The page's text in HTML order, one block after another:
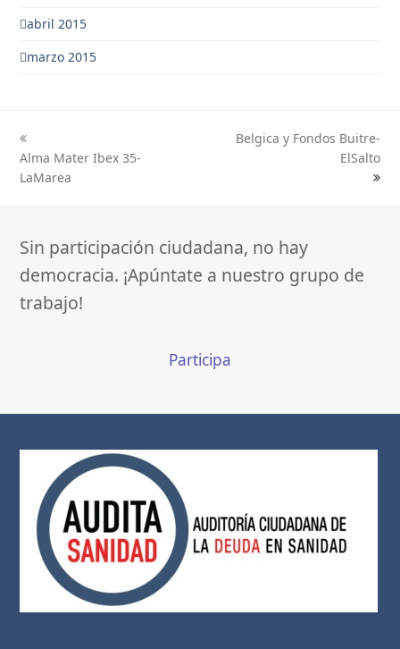
abril 2015
marzo 2015
previous
post:
Alma Mater Ibex 35-
LaMarea
Belgica y Fondos Buitre-
ElSalto
Sin participación ciudadana, no hay
democracia. ¡Apúntate a nuestro grupo de
trabajo!
Participa